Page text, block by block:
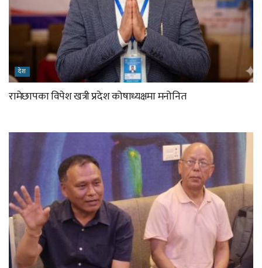
देश
रामेछापका विपेश खत्री प्रदेश कोषाध्यक्षमा मनोनित